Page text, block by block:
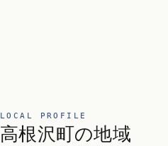
LOCAL PROFILE
高根沢町の地域